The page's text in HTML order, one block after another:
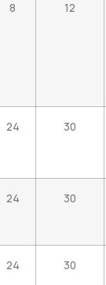
8 12
24 30
24 30
24 30